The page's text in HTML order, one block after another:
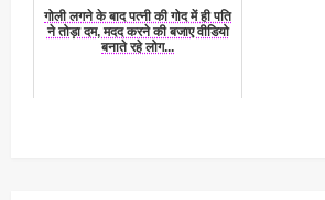
गोली लगने के बाद पत्नी की गोद में ही पति
ने तोड़ा दम, मदद करने की बजाए वीडियो
बनाते रहे लोग...